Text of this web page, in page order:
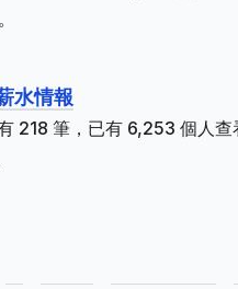
水情報
218 筆，已有 6,253 個人查